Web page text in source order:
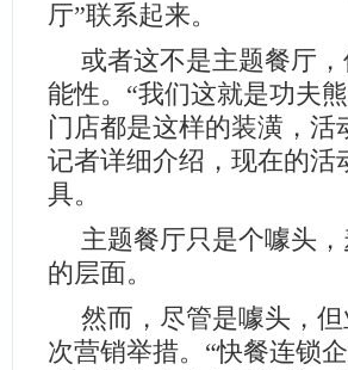
厅”联系起来。
或者这不是主题餐厅
能性。“我们这就是功夫
门店都是这样的装潢，活
记者详细介绍，现在的活
具。
主题餐厅只是个噱头
的层面。
然而，尽管是噱头，
次营销举措。“快餐连锁